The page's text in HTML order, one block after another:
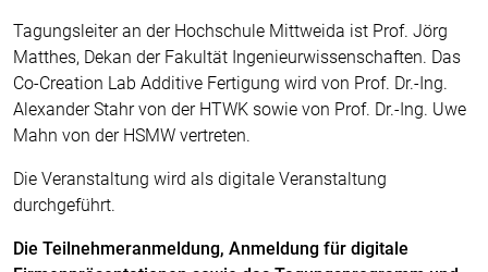
Tagungsleiter an der Hochschule Mittweida ist Prof. Jörg
Matthes, Dekan der Fakultät Ingenieurwissenschaften. Das
Co-Creation Lab Additive Fertigung wird von Prof. Dr.-Ing.
Alexander Stahr von der HTWK sowie von Prof. Dr.-Ing. Uwe
Mahn von der HSMW vertreten.
Die Veranstaltung wird als digitale Veranstaltung
durchgeführt.
Die Teilnehmeranmeldung, Anmeldung für digitale